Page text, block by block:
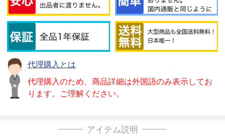
代理購入とは
代理購入のため、商品詳細は外国語のみ表示してお
ります。ご理解ください。
アイテム説明